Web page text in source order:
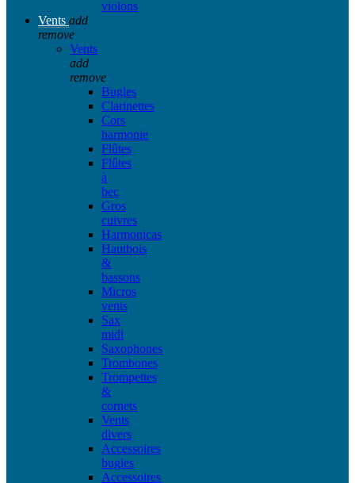
violons
Vents add
remove
Vents
add
remove
Bugles
Clarinettes
Cors
harmonie
Flûtes
Flûtes
à
bec
Gros
cuivres
Harmonicas
Hautbois
&
bassons
Micros
vents
Sax
midi
Saxophones
Trombones
Trompettes
&
cornets
Vents
divers
Accessoires
bugles
Accessoires